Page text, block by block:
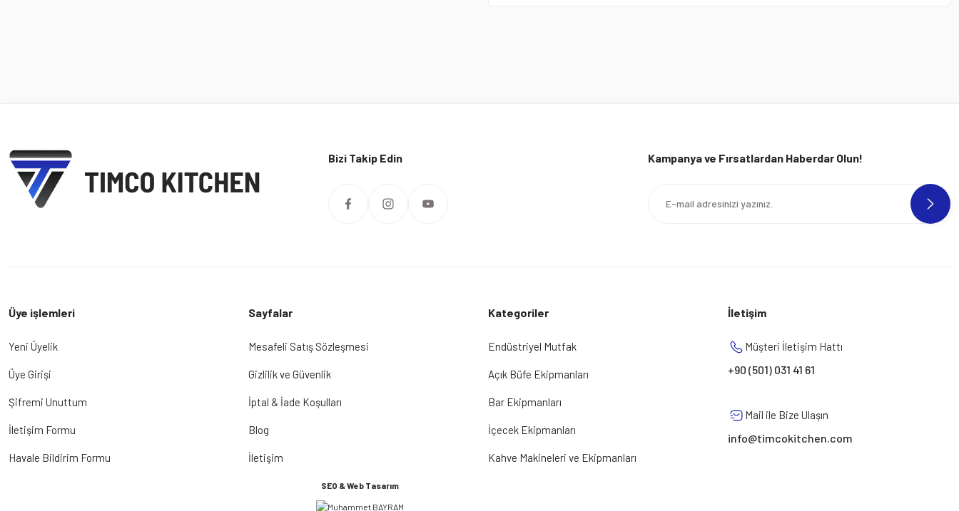
Bizi Takip Edin Kampanya ve Fırsatlardan Haberdar Olun!
Üye işlemleri
Yeni Üyelik
Üye Girişi
Şifremi Unuttum
İletişim Formu
Havale Bildirim Formu
Sayfalar
Mesafeli Satış Sözleşmesi
Gizlilik ve Güvenlik
İptal & İade Koşulları
Blog
İletişim
Kategoriler
Endüstriyel Mutfak
Açık Büfe Ekipmanları
Bar Ekipmanları
İçecek Ekipmanları
Kahve Makineleri ve Ekipmanları
SEO & Web Tasarım
İletişim
Müşteri İletişim Hattı
+90 (501) 031 41 61
Mail ile Bize Ulaşın
info@timcokitchen.com